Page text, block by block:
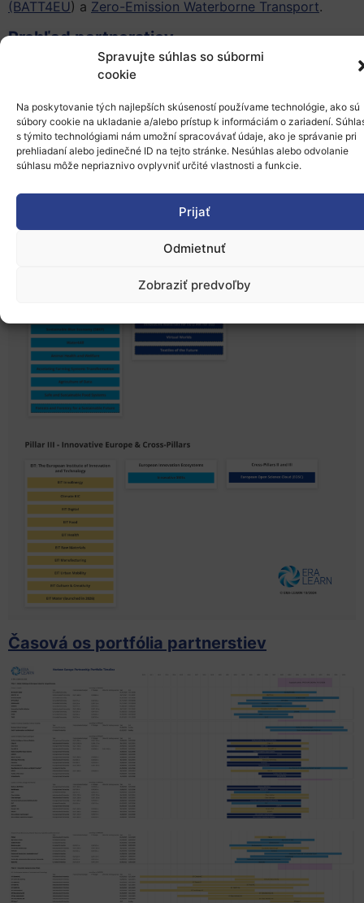
Spravujte súhlas so súbormi
cookie
Na poskytovanie tých najlepších skúseností používame technológie, ako sú
súbory cookie na ukladanie a/alebo prístup k informáciám o zariadení.
s týmito technológiami nám umožní spracovávať údaje, ako je správanie pri
prehliadaní alebo jedinečné ID na tejto stránke. Nesúhlas alebo odvolanie
súhlasu môže nepriaznivo ovplyvniť určité vlastnosti a funkcie.
Prijať
Odmietnuť
Zobraziť predvoľby
(BATT4EU) a Zero-Emission Waterborne Transport.
Prehľad partnerstiev
Časová os portfólia partnerstiev